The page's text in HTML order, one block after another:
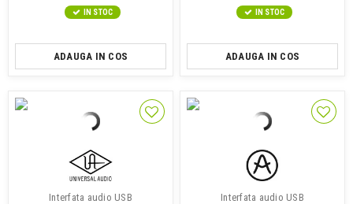
IN STOC
ADAUGA IN COS
IN STOC
ADAUGA IN COS
Interfata audio USB Interfata audio USB